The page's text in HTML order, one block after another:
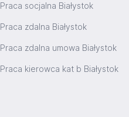
Praca socjalna Białystok
Praca zdalna Białystok
Praca zdalna umowa Białystok
Praca kierowca kat b Białystok